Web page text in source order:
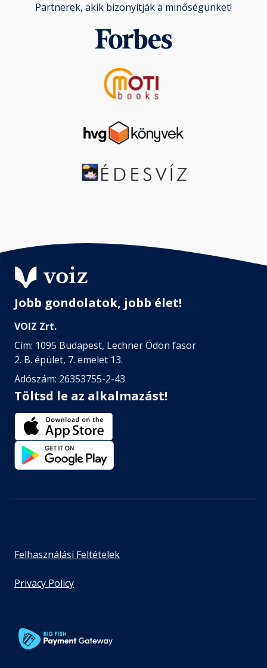
Partnerek, akik bizonyítják a minőségünket!
Jobb gondolatok, jobb élet!
VOIZ Zrt.
Cím: 1095 Budapest, Lechner Ödön fasor
2. B. épület, 7. emelet 13.
Adószám: 26353755-2-43
Töltsd le az alkalmazást!
Felhasználási Feltételek
Privacy Policy